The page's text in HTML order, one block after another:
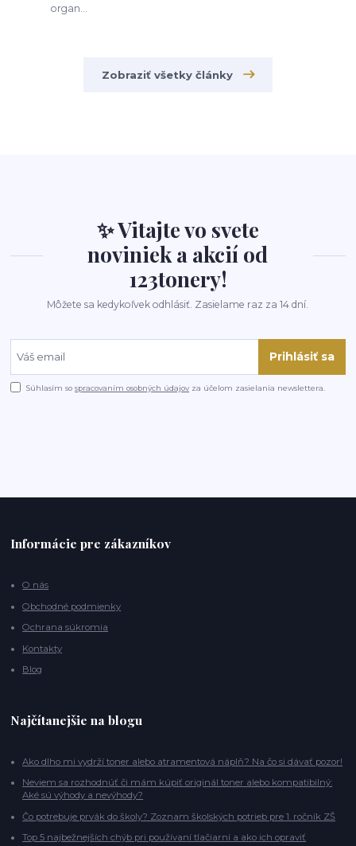
organ...
Zobraziť všetky články
✨ Vitajte vo svete
noviniek a akcií od
123tonery!
Môžete sa kedykoľvek odhlásiť. Zasielame raz za 14 dní.
Prihlásiť sa
Súhlasím sospracovaním osobných údajov za účelom zasielania newslettera.
Informácie pre zákazníkov
O nás
Obchodné podmienky
Ochrana súkromia
Kontakty
Blog
Najčítanejšie na blogu
Ako dlho mi vydrží toner alebo atramentová náplň? Na čo si dávať pozor!
Neviem sa rozhodnúť či mám kúpiť originál toner alebo kompatibilný:
Aké sú výhody a nevýhody?
Čo potrebuje prvák do školy? Zoznam školských potrieb pre 1. ročník ZŠ
Top 5 najbežnejších chýb pri používaní tlačiarní a ako ich opraviť